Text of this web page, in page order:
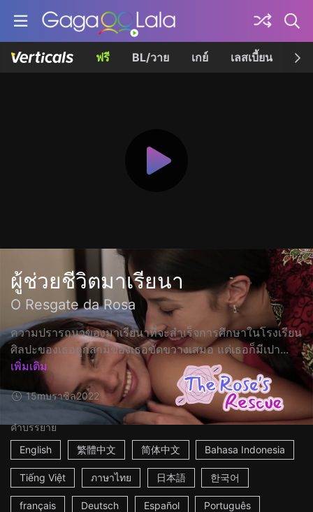
ฟรี BL/วาย เกย์ เลสเบี้ยน เค
ผู้ช่วยชีวิตมาเรียนา
O Resgate da Rosa
ความปรารถนาของมาเรียนาที่จะสำเร็จการศึกษาในโรงเรียน
ศิลปะของเธอถูกสามีของเธอขัดขวางเสมอ แต่เธอก็มีเปา...
เพิ่มเติม
15mบราซิล2022
คำบรรยาย
English
繁體中文 简体中文 Bahasa Indonesia
Tiếng Việt ภาษาไทย 日本語 한국어
français Deutsch Español Português